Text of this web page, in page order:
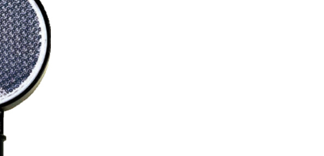
交通安全用品事業
お問い合わせ先一覧